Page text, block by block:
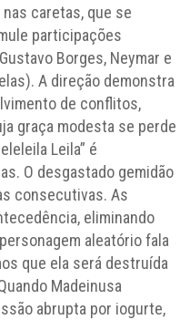
caretas, que se
participações
Borges, Neymar e
A direção demonstra
de conflitos,
graça modesta se perde
Leila” é
O desgastado gemidão
consecutivas. As
eliminando
aleatório fala
que ela será destruída
Madeinusa
abrupta por iogurte,